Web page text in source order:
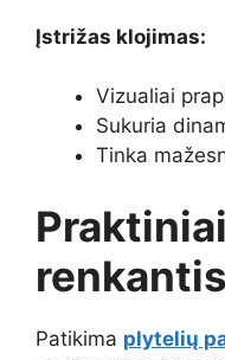
Įstrižas klojimas:
Vizualiai
Sukuria
Tinka
Patikima plytelių